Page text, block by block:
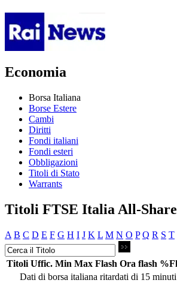
Economia
Borsa Italiana
Borse Estere
Cambi
Diritti
Fondi italiani
Fondi esteri
Obbligazioni
Titoli di Stato
Warrants
Titoli FTSE Italia All-Share
A B C D E F G H I J K L M N O P Q R S T
Titoli Uffic. Min Max Flash Ora flash
Dati di borsa italiana ritardati di 15 minuti